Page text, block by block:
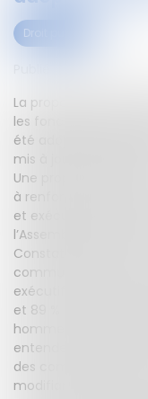
Droit public
La proposition de loi
les fonctions
été adoptée par les
mis à jour le 8 avril
Une proposition de
à renforcer la parité
et exécutives du
l’Assemblée
Constatant que,
communes de
exécutifs des
et 89 % des
hommes, les co-
entendent étendre
des communes de
modifiant les articles